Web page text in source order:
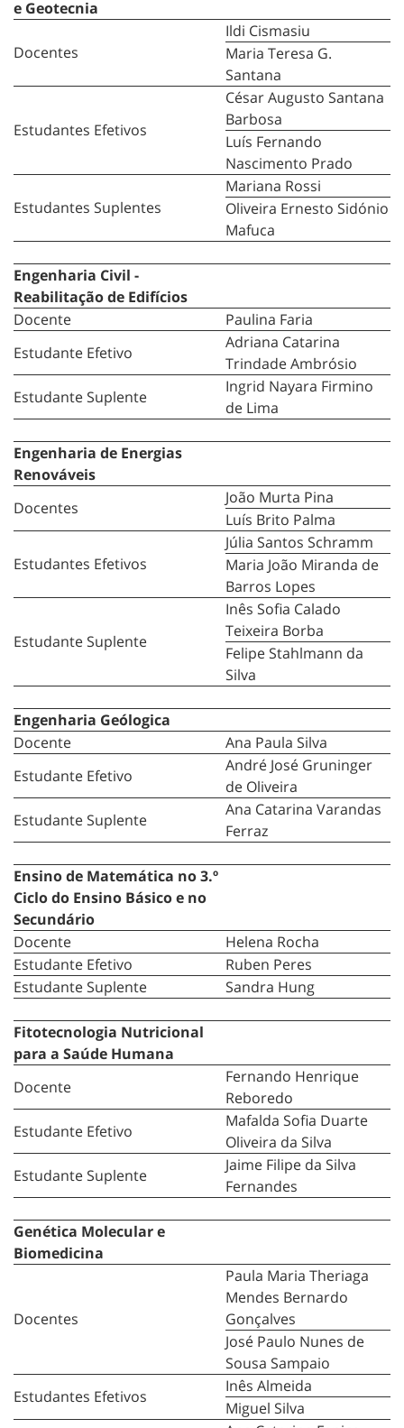
e Geotecnia
Docentes
Ildi Cismasiu
Maria Teresa G.
Santana
Estudantes Efetivos
César Augusto Santana
Barbosa
Luís Fernando
Nascimento Prado
Estudantes Suplentes
Mariana Rossi
Oliveira Ernesto Sidónio
Mafuca
Engenharia Civil -
Reabilitação de Edifícios
Docente
Paulina Faria
Estudante Efetivo
Adriana Catarina
Trindade Ambrósio
Estudante Suplente
Ingrid Nayara Firmino
de Lima
Engenharia de Energias
Renováveis
Docentes
João Murta Pina
Luís Brito Palma
Estudantes Efetivos
Júlia Santos Schramm
Maria João Miranda de
Barros Lopes
Estudante Suplente
Inês Sofia Calado
Teixeira Borba
Felipe Stahlmann da
Silva
Engenharia Geólogica
Docente
Ana Paula Silva
Estudante Efetivo
André José Gruninger
de Oliveira
Estudante Suplente
Ana Catarina Varandas
Ferraz
Ensino de Matemática no 3.º
Ciclo do Ensino Básico e no
Secundário
Docente
Helena Rocha
Estudante Efetivo
Ruben Peres
Estudante Suplente
Sandra Hung
Fitotecnologia Nutricional
para a Saúde Humana
Docente
Fernando Henrique
Reboredo
Estudante Efetivo
Mafalda Sofia Duarte
Oliveira da Silva
Estudante Suplente
Jaime Filipe da Silva
Fernandes
Genética Molecular e
Biomedicina
Docentes
Paula Maria Theriaga
Mendes Bernardo
Gonçalves
José Paulo Nunes de
Sousa Sampaio
Estudantes Efetivos
Inês Almeida
Miguel Silva